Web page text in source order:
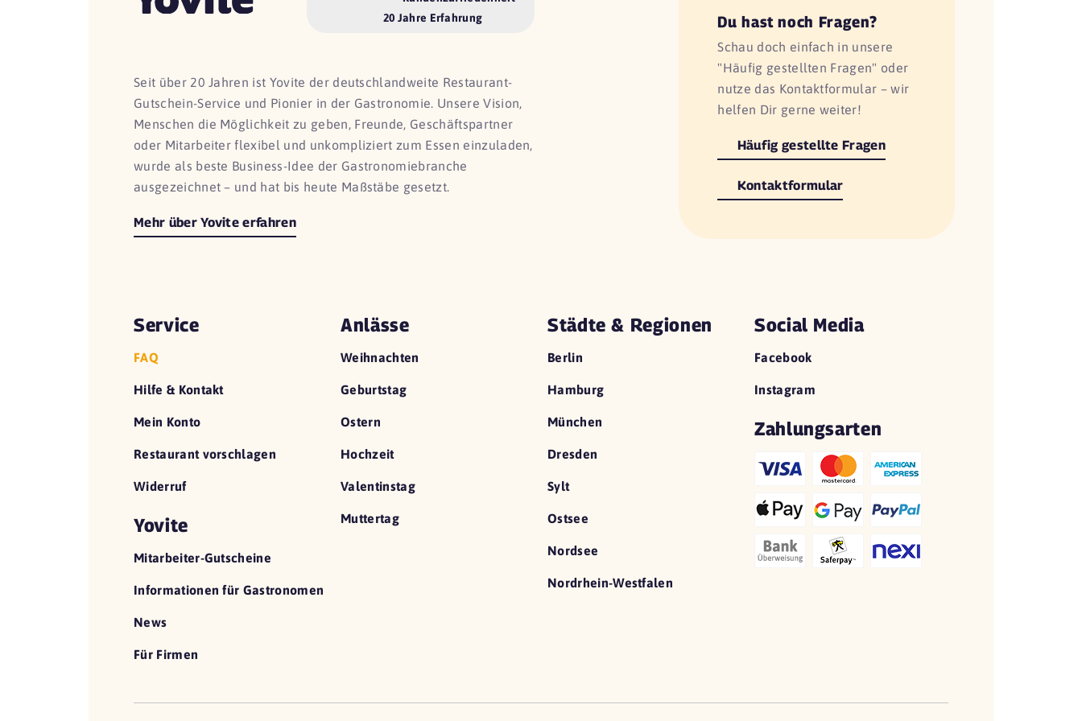
20 Jahre Erfahrung
Seit über 20 Jahren ist Yovite der deutschlandweite Restaurant-
Gutschein-Service und Pionier in der Gastronomie. Unsere Vision,
Menschen die Möglichkeit zu geben, Freunde, Geschäftspartner
oder Mitarbeiter flexibel und unkompliziert zum Essen einzuladen,
wurde als beste Business-Idee der Gastronomiebranche
ausgezeichnet – und hat bis heute Maßstäbe gesetzt.
Mehr über Yovite erfahren
Du hast noch Fragen?
Schau doch einfach in unsere
"Häufig gestellten Fragen" oder
nutze das Kontaktformular – wir
helfen Dir gerne weiter!
Häufig gestellte Fragen
Kontaktformular
Service
FAQ
Hilfe & Kontakt
Mein Konto
Restaurant vorschlagen
Widerruf
Yovite
Mitarbeiter-Gutscheine
Informationen für Gastronomen
News
Für Firmen
Anlässe
Weihnachten
Geburtstag
Ostern
Hochzeit
Valentinstag
Muttertag
Städte & Regionen
Berlin
Hamburg
München
Dresden
Sylt
Ostsee
Nordsee
Nordrhein-Westfalen
Social Media
Facebook
Instagram
Zahlungsarten